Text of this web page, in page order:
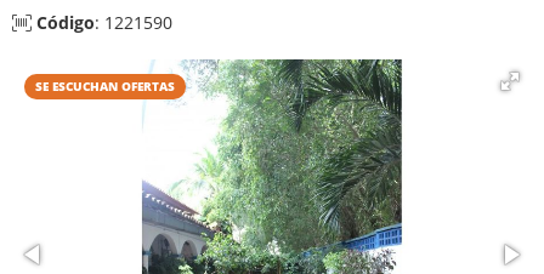
Código: 1221590
SE ESCUCHAN OFERTAS